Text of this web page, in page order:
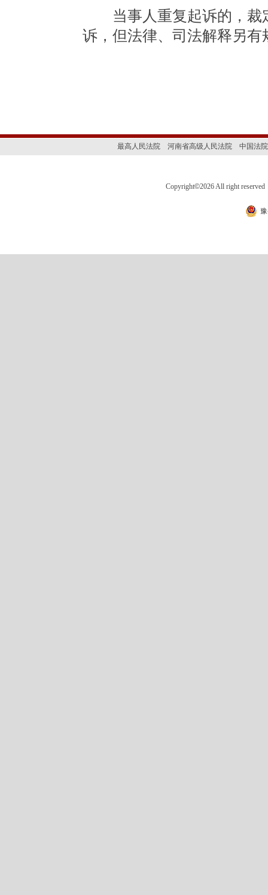
当事人重复起诉的，裁
诉，但法律、司法解释另有
最高人民法院 河南省高级人民法院 中国法
Copyright©2026 All right